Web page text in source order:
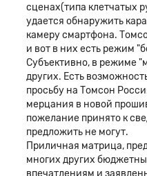
сценах(типа клетчатых
удается обнаружить
камеру смартфона.
и вот в них есть режим
Субъективно, в режиме
других. Есть
просьбу на Томсон
мерцания в новой
пожелание принято к
предложить не могут.
Приличная матрица,
многих других
впечатлениям и